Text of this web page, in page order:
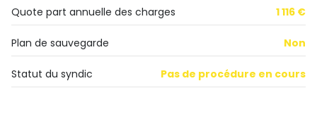
Quote part annuelle des charges 1 116 €
Plan de sauvegarde Non
Statut du syndic Pas de procédure en cours